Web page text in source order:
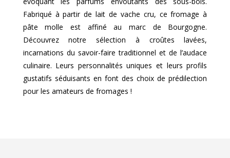
Fabriqué à partir de lait de vache cru, ce fromage à
pâte molle est affiné au marc de Bourgogne.
Découvrez notre sélection à croûtes lavées,
incarnations du savoir-faire traditionnel et de l’audace
culinaire. Leurs personnalités uniques et leurs profils
gustatifs séduisants en font des choix de prédilection
pour les amateurs de fromages !